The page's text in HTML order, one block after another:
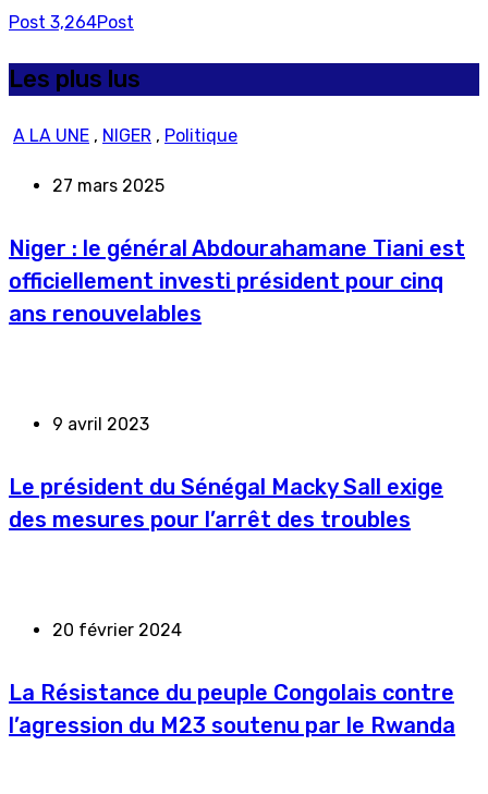
Post 3,264Post
Les plus lus
A LA UNE , NIGER , Politique
27 mars 2025
Niger : le général Abdourahamane Tiani est
officiellement investi président pour cinq
ans renouvelables
9 avril 2023
Le président du Sénégal Macky Sall exige
des mesures pour l’arrêt des troubles
20 février 2024
La Résistance du peuple Congolais contre
l’agression du M23 soutenu par le Rwanda